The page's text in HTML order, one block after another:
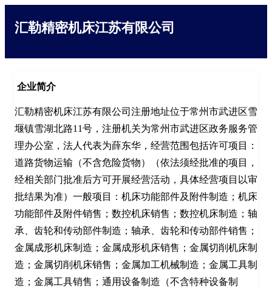
汇勒精密机床江苏有限公司
企业简介
汇勒精密机床江苏有限公司注册地址位于常州市武进区雪
堰镇雪湖北路11号，注册机关为常州市武进区政务服务管
理办公室，法人代表为薛东华，经营范围包括许可项目：
道路货物运输（不含危险货物）（依法须经批准的项目，
经相关部门批准后方可开展经营活动，具体经营项目以审
批结果为准）一般项目：机床功能部件及附件制造；机床
功能部件及附件销售；数控机床销售；数控机床制造；轴
承、齿轮和传动部件制造；轴承、齿轮和传动部件销售；
金属成形机床制造；金属成形机床销售；金属切削机床制
造；金属切削机床销售；金属加工机械制造；金属工具制
造；金属工具销售；通用设备制造（不含特种设备制